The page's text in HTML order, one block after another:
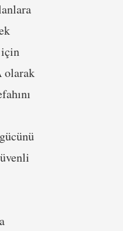
için
olarak